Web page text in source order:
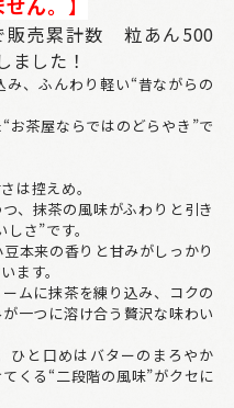
販売累計数 粒あん500
ました！
、ふんわり軽い“昔ながらの
お茶屋ならではのどらやき”で
は控えめ。
、抹茶の風味がふわりと引き
さ”です。
本来の香りと甘みがしっかり
ます。
ムに抹茶を練り込み、コクの
一つに溶け合う贅沢な味わい
ひと口めはバターのまろやか
くる“二段階の風味”がクセに